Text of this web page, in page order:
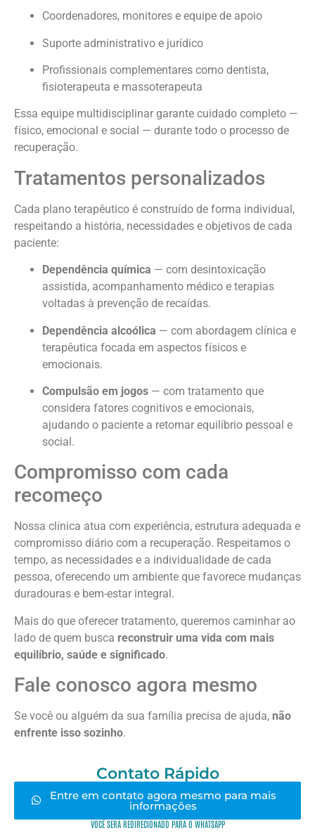
Coordenadores, monitores e equipe de apoio
Suporte administrativo e jurídico
Profissionais complementares como dentista,
fisioterapeuta e massoterapeuta
Essa equipe multidisciplinar garante cuidado completo —
físico, emocional e social — durante todo o processo de
recuperação.
Tratamentos personalizados
Cada plano terapêutico é construído de forma individual,
respeitando a história, necessidades e objetivos de cada
paciente:
Dependência química — com desintoxicação
assistida, acompanhamento médico e terapias
voltadas à prevenção de recaídas.
Dependência alcoólica — com abordagem clínica e
terapêutica focada em aspectos físicos e
emocionais.
Compulsão em jogos — com tratamento que
considera fatores cognitivos e emocionais,
ajudando o paciente a retomar equilíbrio pessoal e
social.
Compromisso com cada
recomeço
Nossa clínica atua com experiência, estrutura adequada e
compromisso diário com a recuperação. Respeitamos o
tempo, as necessidades e a individualidade de cada
pessoa, oferecendo um ambiente que favorece mudanças
duradouras e bem-estar integral.
Mais do que oferecer tratamento, queremos caminhar ao
lado de quem busca reconstruir uma vida com mais
equilíbrio, saúde e significado.
Fale conosco agora mesmo
Se você ou alguém da sua família precisa de ajuda, não
enfrente isso sozinho.
Contato Rápido
Entre em contato agora mesmo para mais
informações
VOCÊ SERÁ REDIRECIONADO PARA O WHATSAPP